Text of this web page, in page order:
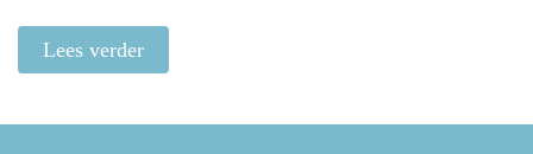
Lees verder